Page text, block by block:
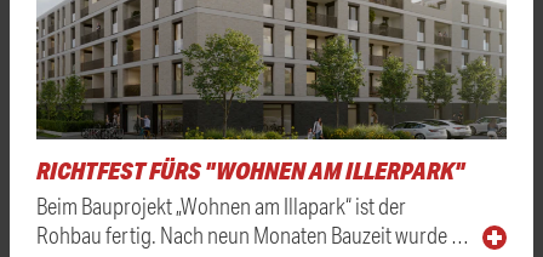
RICHTFEST FÜRS "WOHNEN AM ILLERPARK"
Beim Bauprojekt „Wohnen am Illapark“ ist der
Rohbau fertig. Nach neun Monaten Bauzeit wurde …